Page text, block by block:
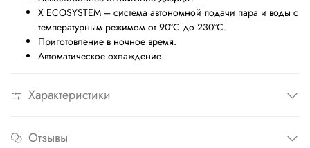
X ECOSYSTEM – система автономной подачи пара и воды с
температурным режимом от 90°С до 230°С.
Приготовление в ночное время.
Автоматическое охлаждение.
Характеристики
Отзывы